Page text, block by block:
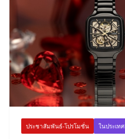
ประชาสัมพันธ์-โปรโมชั่น ในประเทศ